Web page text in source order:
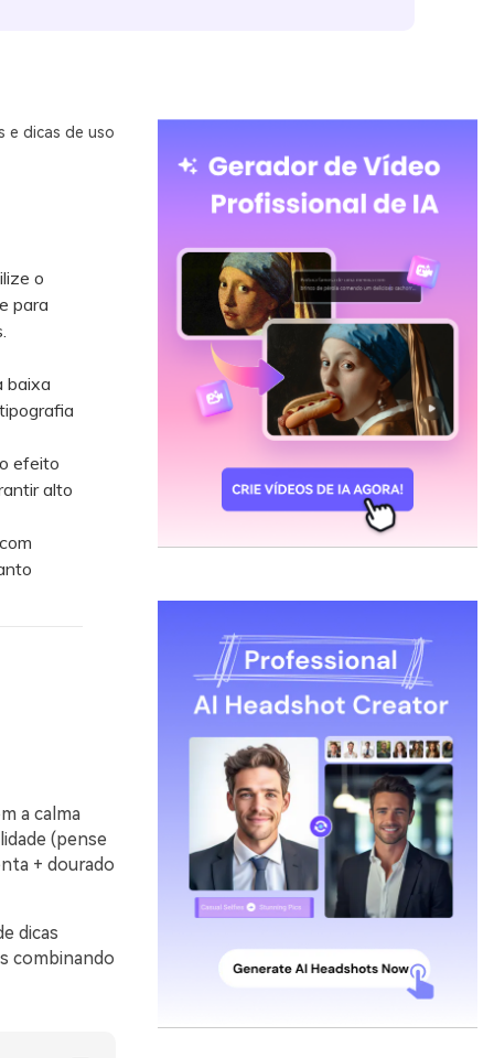
e dicas de uso
o
para
baixa
efeito
alto
a calma
(pense
+ dourado
dicas
combinando